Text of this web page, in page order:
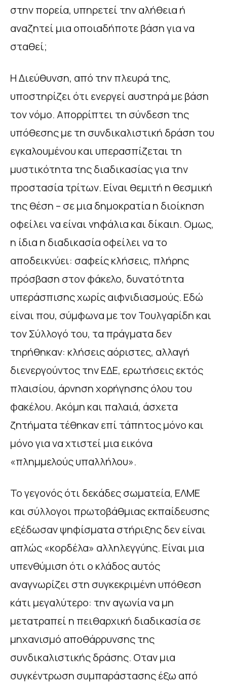
στην πορεία, υπηρετεί την αλήθεια ή
αναζητεί μια οποιαδήποτε βάση για να
σταθεί;
Η Διεύθυνση, από την πλευρά της,
υποστηρίζει ότι ενεργεί αυστηρά με βάση
τον νόμο. Απορρίπτει τη σύνδεση της
υπόθεσης με τη συνδικαλιστική δράση του
εγκαλουμένου και υπερασπίζεται τη
μυστικότητα της διαδικασίας για την
προστασία τρίτων. Είναι θεμιτή η θεσμική
της θέση – σε μια δημοκρατία η διοίκηση
οφείλει να είναι νηφάλια και δίκαιη. Ομως,
η ίδια η διαδικασία οφείλει να το
αποδεικνύει: σαφείς κλήσεις, πλήρης
πρόσβαση στον φάκελο, δυνατότητα
υπεράσπισης χωρίς αιφνιδιασμούς. Εδώ
είναι που, σύμφωνα με τον Τουλγαρίδη και
τον Σύλλογό του, τα πράγματα δεν
τηρήθηκαν: κλήσεις αόριστες, αλλαγή
διενεργούντος την ΕΔΕ, ερωτήσεις εκτός
πλαισίου, άρνηση χορήγησης όλου του
φακέλου. Ακόμη και παλαιά, άσχετα
ζητήματα τέθηκαν επί τάπητος μόνο και
μόνο για να χτιστεί μια εικόνα
«πλημμελούς υπαλλήλου».
Το γεγονός ότι δεκάδες σωματεία, ΕΛΜΕ
και σύλλογοι πρωτοβάθμιας εκπαίδευσης
εξέδωσαν ψηφίσματα στήριξης δεν είναι
απλώς «κορδέλα» αλληλεγγύης. Είναι μια
υπενθύμιση ότι ο κλάδος αυτός
αναγνωρίζει στη συγκεκριμένη υπόθεση
κάτι μεγαλύτερο: την αγωνία να μη
μετατραπεί η πειθαρχική διαδικασία σε
μηχανισμό αποθάρρυνσης της
συνδικαλιστικής δράσης. Οταν μια
συγκέντρωση συμπαράστασης έξω από